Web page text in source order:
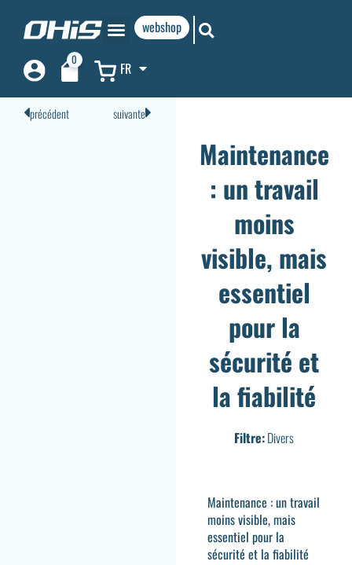
webshop
0 FR
précédent suivante
Maintenance
: un travail
moins
visible, mais
essentiel
pour la
sécurité et
la fiabilité
Filtre:Divers
Maintenance : un travail
moins visible, mais
essentiel pour la
sécurité et la fiabilité